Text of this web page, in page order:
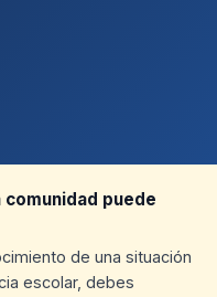
puede
de una situación
escolar, debes